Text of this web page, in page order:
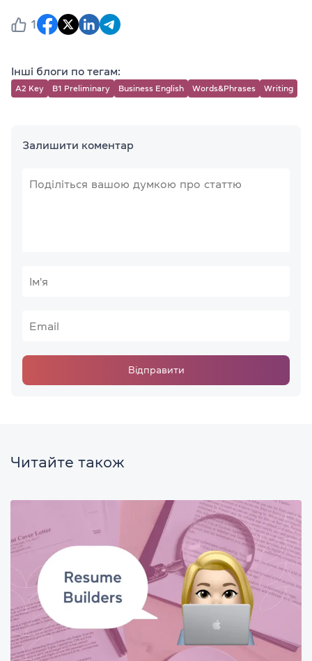
1
Інші блоги по тегам:
A2 Key B1 Preliminary Business English Words&Phrases Writing
Залишити коментар
Відправити
Читайте також